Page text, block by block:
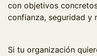
con objetivos
confianza, seguridad y
Si tu organización